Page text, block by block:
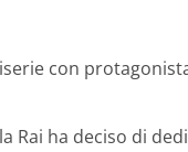
con
la Rai ha deciso di